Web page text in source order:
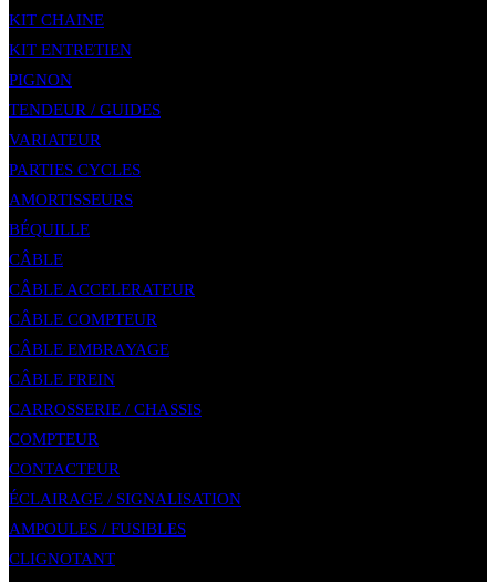
KIT CHAINE
KIT ENTRETIEN
PIGNON
TENDEUR / GUIDES
VARIATEUR
PARTIES CYCLES
AMORTISSEURS
BÉQUILLE
CÂBLE
CÂBLE ACCELERATEUR
CÂBLE COMPTEUR
CÂBLE EMBRAYAGE
CÂBLE FREIN
CARROSSERIE / CHASSIS
COMPTEUR
CONTACTEUR
ÉCLAIRAGE / SIGNALISATION
AMPOULES / FUSIBLES
CLIGNOTANT